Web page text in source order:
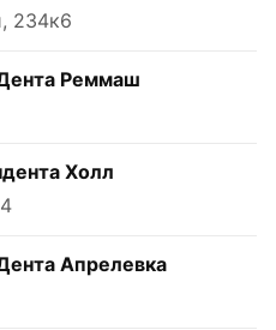
234к6
Реммаш
Холл
Апрелевка